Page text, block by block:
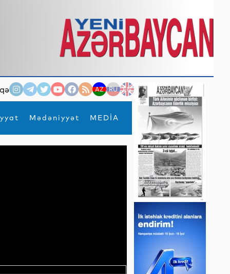
AZ RU EN
Mədəniyyət MEDİA
×